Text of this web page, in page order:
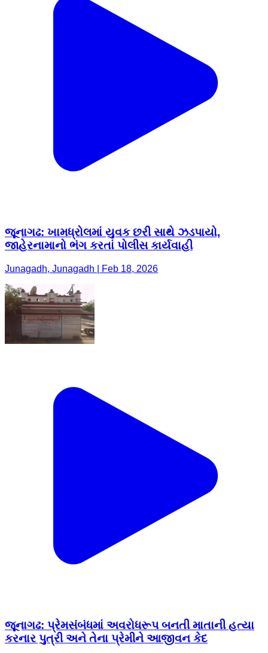
જૂનાગઢ: ખામધ્રોલમાં યુવક છરી સાથે ઝડપાયો,
જાહેરનામાનો ભંગ કરતાં પોલીસ કાર્યવાહી
Junagadh, Junagadh | Feb 18, 2026
જૂનાગઢ: પ્રેમસંબંધમાં અવરોધરૂપ બનતી માતાની હત્યા
કરનાર પુત્રી અને તેના પ્રેમીને આજીવન કેદ